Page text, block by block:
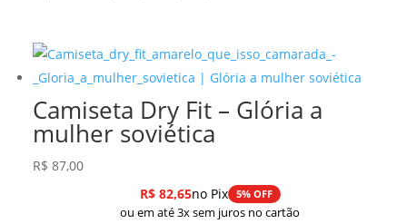
era:
R$ 278,99.
é:
R$ 237,14.
Camiseta Dry Fit – Glória a
mulher soviética
R$ 87,00
R$82,65no Pix 5% OFF
ou em até 3x sem juros no cartão